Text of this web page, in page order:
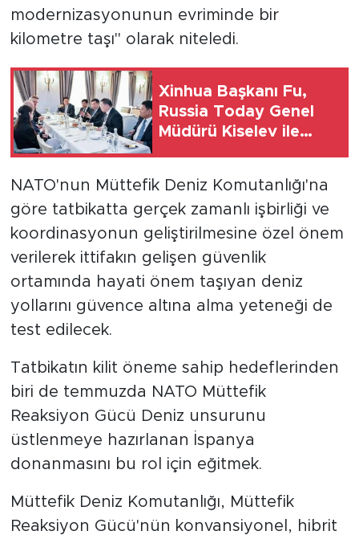
modernizasyonunun evriminde bir
kilometre taşı" olarak niteledi.
Xinhua Başkanı Fu,
Russia Today Genel
Müdürü Kiselev ile
NATO'nun Müttefik Deniz Komutanlığı'na
göre tatbikatta gerçek zamanlı işbirliği ve
koordinasyonun geliştirilmesine özel önem
verilerek ittifakın gelişen güvenlik
ortamında hayati önem taşıyan deniz
yollarını güvence altına alma yeteneği de
test edilecek.
Tatbikatın kilit öneme sahip hedeflerinden
biri de temmuzda NATO Müttefik
Reaksiyon Gücü Deniz unsurunu
üstlenmeye hazırlanan İspanya
donanmasını bu rol için eğitmek.
Müttefik Deniz Komutanlığı, Müttefik
Reaksiyon Gücü'nün konvansiyonel, hibrit